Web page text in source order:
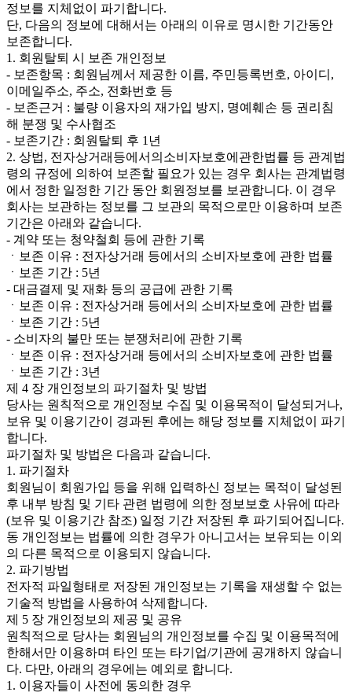
정보를 지체없이 파기합니다.
단, 다음의 정보에 대해서는 아래의 이유로 명시한 기간동안
보존합니다.
1. 회원탈퇴 시 보존 개인정보
- 보존항목 : 회원님께서 제공한 이름, 주민등록번호, 아이디,
이메일주소, 주소, 전화번호 등
- 보존근거 : 불량 이용자의 재가입 방지, 명예훼손 등 권리침
해 분쟁 및 수사협조
- 보존기간 : 회원탈퇴 후 1년
2. 상법, 전자상거래등에서의소비자보호에관한법률 등 관계법
령의 규정에 의하여 보존할 필요가 있는 경우 회사는 관계법령
에서 정한 일정한 기간 동안 회원정보를 보관합니다. 이 경우
회사는 보관하는 정보를 그 보관의 목적으로만 이용하며 보존
기간은 아래와 같습니다.
- 계약 또는 청약철회 등에 관한 기록
ㆍ보존 이유 : 전자상거래 등에서의 소비자보호에 관한 법률
ㆍ보존 기간 : 5년
- 대금결제 및 재화 등의 공급에 관한 기록
ㆍ보존 이유 : 전자상거래 등에서의 소비자보호에 관한 법률
ㆍ보존 기간 : 5년
- 소비자의 불만 또는 분쟁처리에 관한 기록
ㆍ보존 이유 : 전자상거래 등에서의 소비자보호에 관한 법률
ㆍ보존 기간 : 3년
제 4 장 개인정보의 파기절차 및 방법
당사는 원칙적으로 개인정보 수집 및 이용목적이 달성되거나,
보유 및 이용기간이 경과된 후에는 해당 정보를 지체없이 파기
합니다.
파기절차 및 방법은 다음과 같습니다.
1. 파기절차
회원님이 회원가입 등을 위해 입력하신 정보는 목적이 달성된
후 내부 방침 및 기타 관련 법령에 의한 정보보호 사유에 따라
(보유 및 이용기간 참조) 일정 기간 저장된 후 파기되어집니다.
동 개인정보는 법률에 의한 경우가 아니고서는 보유되는 이외
의 다른 목적으로 이용되지 않습니다.
2. 파기방법
전자적 파일형태로 저장된 개인정보는 기록을 재생할 수 없는
기술적 방법을 사용하여 삭제합니다.
제 5 장 개인정보의 제공 및 공유
원칙적으로 당사는 회원님의 개인정보를 수집 및 이용목적에
한해서만 이용하며 타인 또는 타기업/기관에 공개하지 않습니
다. 다만, 아래의 경우에는 예외로 합니다.
1. 이용자들이 사전에 동의한 경우